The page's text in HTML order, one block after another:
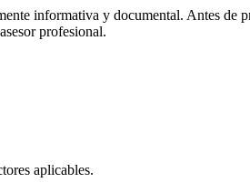
informativa y documental. Antes de
profesional.
aplicables.